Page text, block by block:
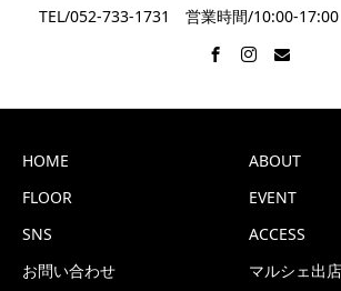
TEL/052-733-1731 営業時間/10:00-
HOME
ABOUT
FLOOR
EVENT
SNS
ACCESS
お問い合わせ
マルシェ出